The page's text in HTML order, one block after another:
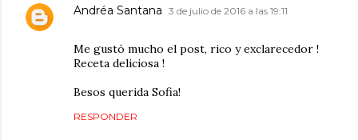
Andréa Santana 3 de julio de 2016 a las 19:11
Me gustó mucho el post, rico y exclarecedor !
Receta deliciosa !
Besos querida Sofia!
RESPONDER